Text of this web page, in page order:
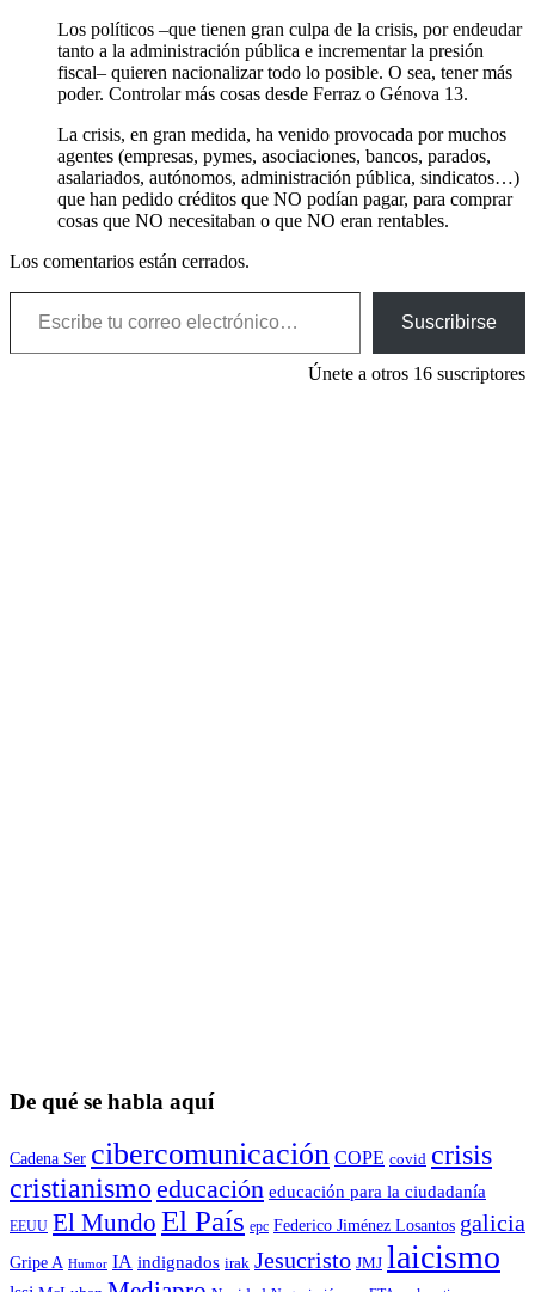
Los políticos –que tienen gran culpa de la crisis, por endeudar
tanto a la administración pública e incrementar la presión
fiscal– quieren nacionalizar todo lo posible. O sea, tener más
poder. Controlar más cosas desde Ferraz o Génova 13.
La crisis, en gran medida, ha venido provocada por muchos
agentes (empresas, pymes, asociaciones, bancos, parados,
asalariados, autónomos, administración pública, sindicatos…)
que han pedido créditos que NO podían pagar, para comprar
cosas que NO necesitaban o que NO eran rentables.
Los comentarios están cerrados.
Escribe tu correo electrónico…
Suscribirse
Únete a otros 16 suscriptores
De qué se habla aquí
Cadena Ser cibercomunicación COPE covid crisis
cristianismo educación educación para la ciudadaní­a
EEUU El Mundo El País epc Federico Jiménez Losantos galicia
Gripe A Humor IA indignados irak Jesucristo JMJ laicismo